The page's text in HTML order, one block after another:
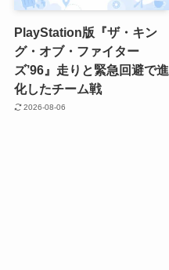
PlayStation版『ザ・キン
グ・オブ・ファイター
ズ’96』走りと緊急回避で進
化したチーム戦
2026-08-06